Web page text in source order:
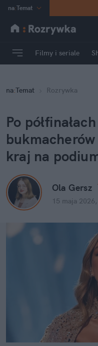
na:Temat
INN Poland
mama
Rozrywka
Filmy i seriale
na:Temat Rozrywka
Po
kraj na
Ola Gersz
15 maja